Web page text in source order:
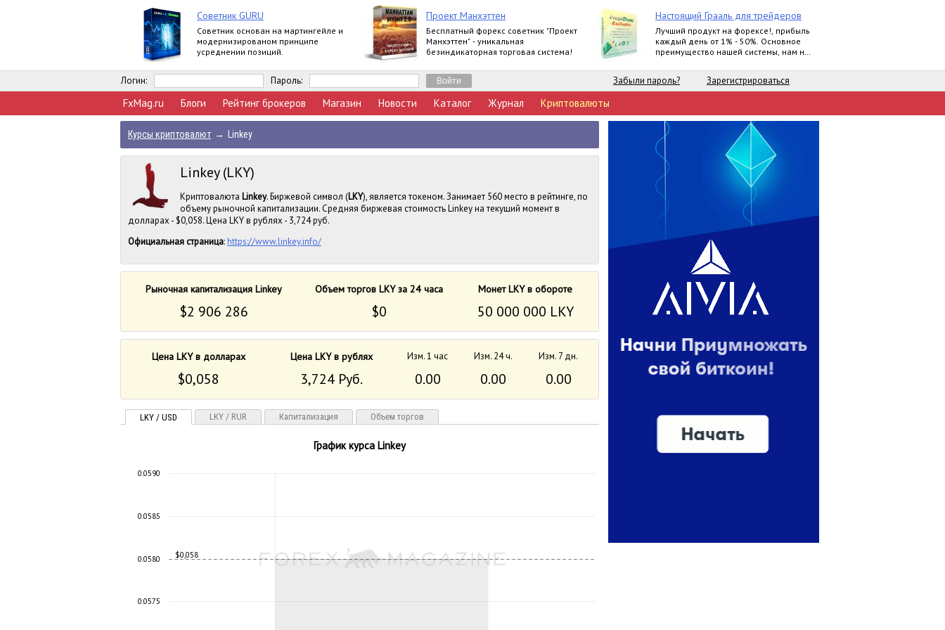
Советник GURU
Советник основан на мартингейле и
модернизированом принципе
усреднении позиций.
Проект Манхэттен
Бесплатный форекс советник "Проект
Манхэттен" - уникальная
безиндикаторная торговая система!
Настоящий Грааль для трейдеров
Лучший продукт на форексе!, прибыль
каждый день от 1% - 50%. Основное
преимущество нашей системы, нам не
прибыли
Логин: Пароль: Забыли пароль? Зарегистрироваться
FxMag.ru Блоги Рейтинг брокеров Магазин Новости Каталог Журнал Криптовалюты
Курсы криптовалют → Linkey
Linkey (LKY)
Криптовалюта Linkey. Биржевой символ (LKY), является токеном. Занимает 560 место в рейтинге, по
объему рыночной капитализации. Средняя биржевая стоимость Linkey на текущий момент в
долларах - $0,058. Цена LKY в рублях - 3,724 руб.
Официальная страница: https://www.linkey.info/
Рыночная капитализация Linkey Объем торгов LKY за 24 часа Монет LKY в обороте
$2 906 286 $0 50 000 000 LKY
Цена LKY в долларах Цена LKY в рублях Изм. 1 час Изм. 24 ч. Изм. 7 дн.
$0,058 3,724 Руб. 0.00 0.00 0.00
LKY / USD LKY / RUR Капитализация Объем торгов
График курса Linkey
$0,058
0.0575
0.0580
0.0585
0.0590